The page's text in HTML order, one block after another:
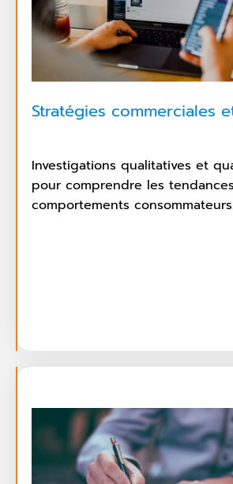
Stratégies commerciales
Investigations qualitatives et
pour comprendre les
comportements